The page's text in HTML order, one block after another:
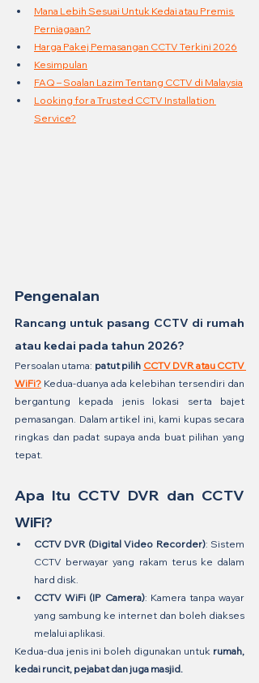
Mana Lebih Sesuai Untuk Kedai atau Premis
Perniagaan?
Harga Pakej Pemasangan CCTV Terkini 2026
Kesimpulan
FAQ – Soalan Lazim Tentang CCTV di Malaysia
Looking for a Trusted CCTV Installation
Service?
Pengenalan
Rancang untuk pasang CCTV di rumah
atau kedai pada tahun 2026?
Persoalan utama: patut pilih CCTV DVR atau CCTV
WiFi? Kedua-duanya ada kelebihan tersendiri dan
bergantung kepada jenis lokasi serta bajet
pemasangan. Dalam artikel ini, kami kupas secara
ringkas dan padat supaya anda buat pilihan yang
tepat.
Apa Itu CCTV DVR dan CCTV
WiFi?
CCTV DVR (Digital Video Recorder): Sistem
CCTV berwayar yang rakam terus ke dalam
hard disk.
CCTV WiFi (IP Camera): Kamera tanpa wayar
yang sambung ke internet dan boleh diakses
melalui aplikasi.
Kedua-dua jenis ini boleh digunakan untuk rumah,
kedai runcit, pejabat dan juga masjid.